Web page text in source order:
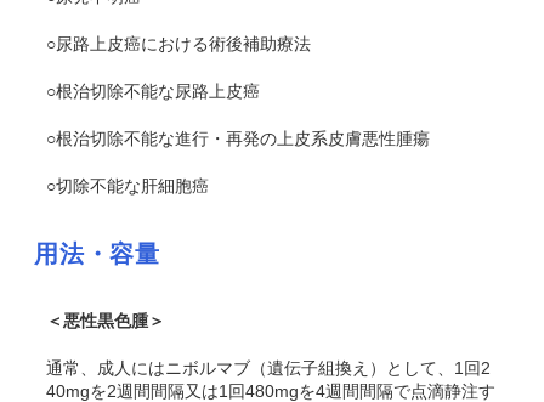
○尿路上皮癌における術後補助療法
○根治切除不能な尿路上皮癌
○根治切除不能な進行・再発の上皮系皮膚悪性腫瘍
○切除不能な肝細胞癌
用法・容量
＜悪性黒色腫＞
通常、成人にはニボルマブ（遺伝子組換え）として、1回2
40mgを2週間間隔又は1回480mgを4週間間隔で点滴静注す